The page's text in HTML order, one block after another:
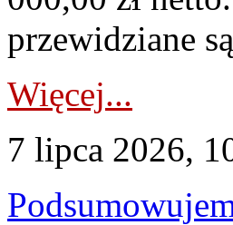
przewidziane
Więcej...
7 lipca 2026,